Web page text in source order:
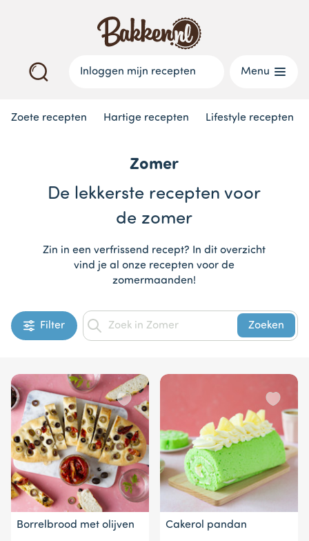
Inloggen mijn recepten Menu
Zoete recepten Hartige recepten Lifestyle recepten
Zomer
De lekkerste recepten voor
de zomer
Zin in een verfrissend recept? In dit overzicht
vind je al onze recepten voor de
zomermaanden!
Filter Zoeken
Borrelbrood met olijven Cakerol pandan